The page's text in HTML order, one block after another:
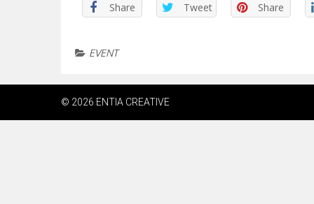
Share Tweet Share
EVENT
© 2026 ENTIA CREATIVE